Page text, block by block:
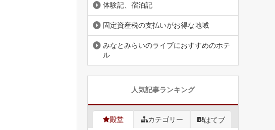
体験記、宿泊記
固定資産税の支払いがお得な地域
みなとみらいのライブにおすすめのホテ
ル
人気記事ランキング
殿堂 カテゴリー はてブ